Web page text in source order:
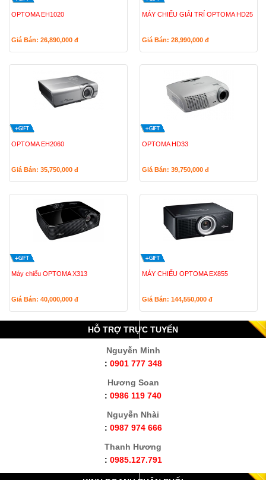
OPTOMA EH1020
Giá Bán: 26,890,000 đ
MÁY CHIẾU GIẢI TRÍ OPTOMA HD25
Giá Bán: 28,990,000 đ
OPTOMA EH2060
Giá Bán: 35,750,000 đ
OPTOMA HD33
Giá Bán: 39,750,000 đ
Máy chiếu OPTOMA X313
Giá Bán: 40,000,000 đ
MÁY CHIẾU OPTOMA EX855
Giá Bán: 144,550,000 đ
HỖ TRỢ TRỰC TUYẾN
Nguyễn Minh
: 0901 777 348
Hương Soan
: 0986 119 740
Nguyễn Nhài
: 0987 974 666
Thanh Hương
: 0985.127.791